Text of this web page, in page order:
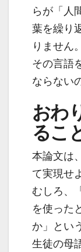
らが「人
葉を繰り
りません
その言語
ならない
おわ
るこ
本論文は
て実現せ
むしろ、
を使った
か」とい
生徒の母